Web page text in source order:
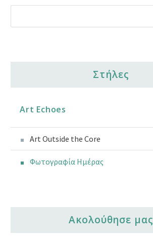
Στήλες
Art Echoes
Art Outside the Core
Φωτογραφία Ημέρας
Ακολούθησε μας